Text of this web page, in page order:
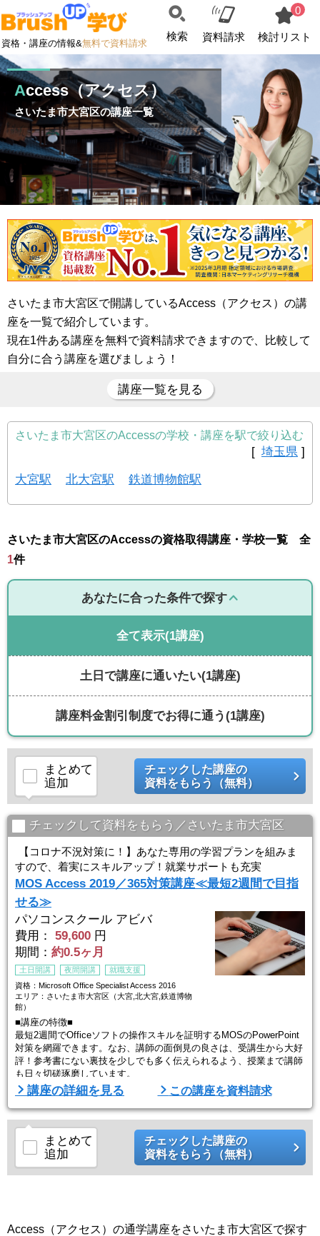
資格・講座の情報&無料で資料請求
検索 資料請求
0
検討リスト
Access（アクセス）
さいたま市大宮区の講座一覧
さいたま市大宮区で開講しているAccess（アクセス）の講
座を一覧で紹介しています。
現在1件ある講座を無料で資料請求できますので、比較して
自分に合う講座を選びましょう！
講座一覧を見る
さいたま市大宮区のAccessの学校・講座を駅で絞り込む
[ 埼玉県 ]
大宮駅 北大宮駅 鉄道博物館駅
さいたま市大宮区のAccessの資格取得講座・学校一覧 全
1件
あなたに合った条件で探す
全て表示(1講座)
土日で講座に通いたい(1講座)
講座料金割引制度でお得に通う(1講座)
まとめて
追加
チェックした講座の
資料をもらう（無料）
チェックして資料をもらう／さいたま市大宮区
【コロナ不況対策に！】あなた専用の学習プランを組みま
すので、着実にスキルアップ！就業サポートも充実
MOS Access 2019／365対策講座≪最短2週間で目指
せる≫
パソコンスクール アビバ
費用：
59,600 円
期間： 約0.5ヶ月
土日開講 夜間開講
就職支援
資格：Microsoft Office Specialist Access 2016
エリア：さいたま市大宮区（大宮,北大宮,鉄道博物
館）
■講座の特徴■
最短2週間でOfficeソフトの操作スキルを証明するMOSのPowerPoint
対策を網羅できます。なお、講師の面倒見の良さは、受講生から大好
評！参考書にない裏技を少しでも多く伝えられるよう、授業まで講師
も日々切磋琢磨しています。
■アビバのポイント■
＜PCスクールとして20年以上積上げてきた実績は、丁寧な学習管理
①全国約50校・当日予約も電話一本
平日の朝10時30分から夜21時まで、土日も開講。
講座の詳細を見る この講座を資料請求
まとめて
追加
チェックした講座の
資料をもらう（無料）
Access（アクセス）の通学講座をさいたま市大宮区で探す